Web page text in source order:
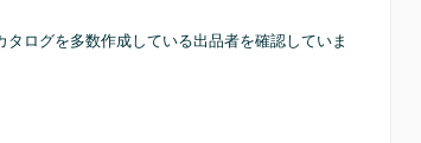
ログを多数作成している出品者を確認していま